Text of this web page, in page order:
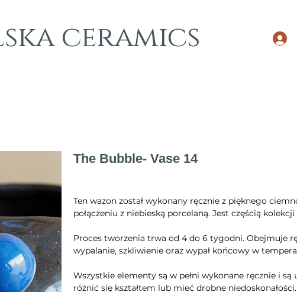
ceramics
The Bubble- Vase 14
Ten wazon został wykonany ręcznie z pięknego
połączeniu z niebieską porcelaną. Jest częścią kolekcji
Proces tworzenia trwa od 4 do 6 tygodni. Obejmuje
wypalanie, szkliwienie oraz wypał końcowy w
Wszystkie elementy są w pełni wykonane ręcznie i
różnić się kształtem lub mieć drobne niedoskonałości.